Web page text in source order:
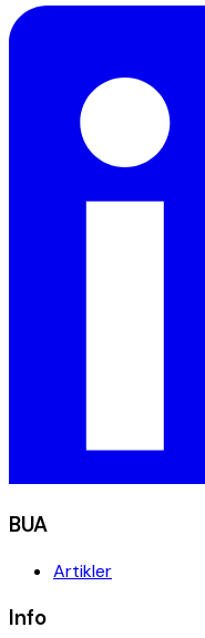
BUA
Artikler
Info